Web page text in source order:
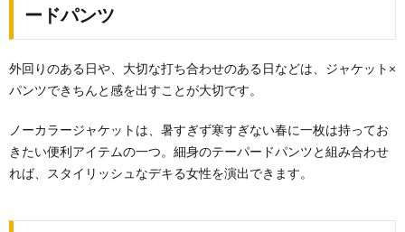
ードパンツ
外回りのある日や、大切な打ち合わせのある日などは、ジャケット×
パンツできちんと感を出すことが大切です。
ノーカラージャケットは、暑すぎず寒すぎない春に一枚は持ってお
きたい便利アイテムの一つ。細身のテーパードパンツと組み合わせ
れば、スタイリッシュなデキる女性を演出できます。